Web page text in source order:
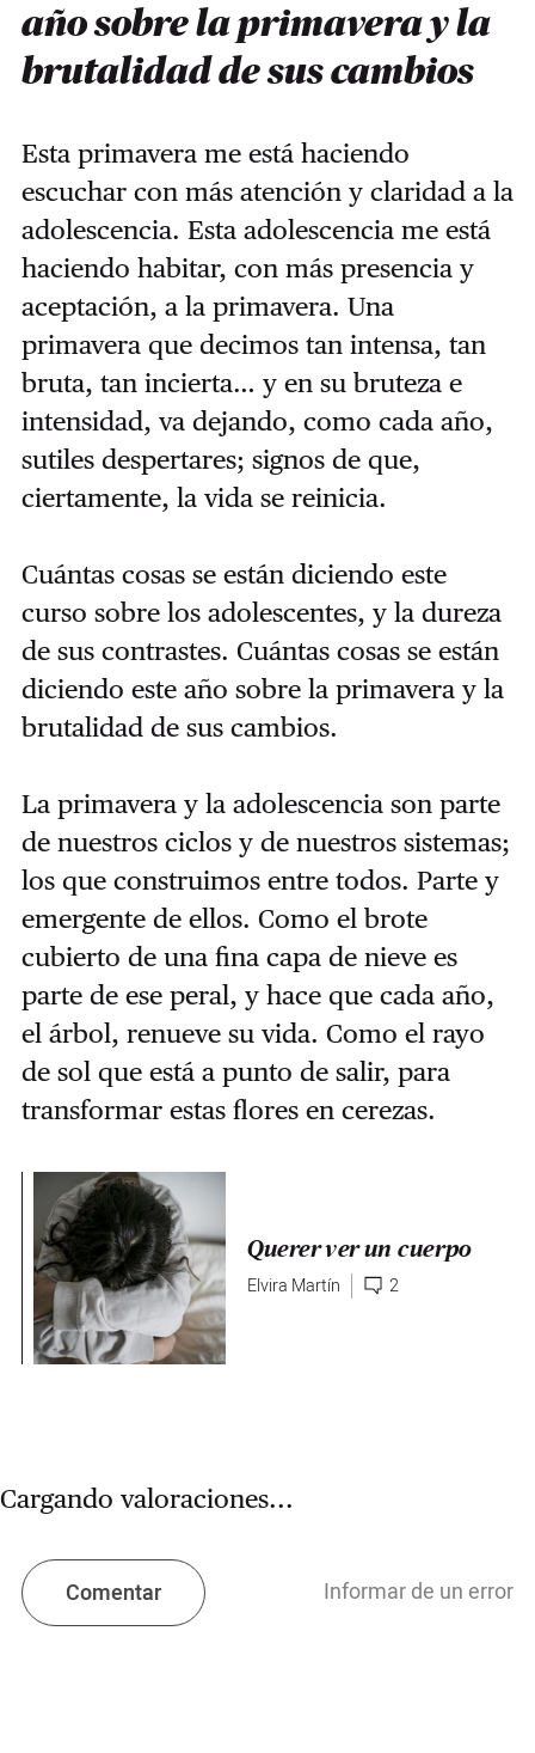
año sobre la primavera y la
brutalidad de sus cambios
Esta primavera me está haciendo
escuchar con más atención y claridad a la
adolescencia. Esta adolescencia me está
haciendo habitar, con más presencia y
aceptación, a la primavera. Una
primavera que decimos tan intensa, tan
bruta, tan incierta… y en su bruteza e
intensidad, va dejando, como cada año,
sutiles despertares; signos de que,
ciertamente, la vida se reinicia.
Cuántas cosas se están diciendo este
curso sobre los adolescentes, y la dureza
de sus contrastes. Cuántas cosas se están
diciendo este año sobre la primavera y la
brutalidad de sus cambios.
La primavera y la adolescencia son parte
de nuestros ciclos y de nuestros sistemas;
los que construimos entre todos. Parte y
emergente de ellos. Como el brote
cubierto de una fina capa de nieve es
parte de ese peral, y hace que cada año,
el árbol, renueve su vida. Como el rayo
de sol que está a punto de salir, para
transformar estas flores en cerezas.
Querer ver un cuerpo
Elvira Martín 2
Cargando valoraciones...
Comentar Informar de un error